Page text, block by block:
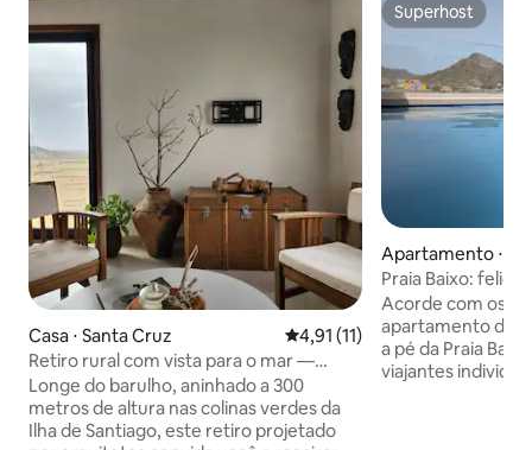
Casa ⋅ Santa Cruz 4,91 de uma avaliação média
4,91 (11)
Retiro rural com vista para o mar —
pronto para trabalho remoto
Longe do barulho, aninhado a 300
metros de altura nas colinas verdes da
Ilha de Santiago, este retiro projetado
Superhost
Superhost
Apartamento ⋅
Praia Baixo:
minuto a pé
Acorde com os
apartamento de
a pé da Praia
viajantes